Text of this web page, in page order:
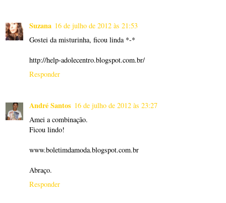
Suzana 16 de julho de 2012 às 21:53
Gostei da misturinha, ficou linda *-*
http://help-adolecentro.blogspot.com.br/
Responder
André Santos 16 de julho de 2012 às 23:27
Amei a combinação.
Ficou lindo!
www.boletimdamoda.blogspot.com.br
Abraço.
Responder